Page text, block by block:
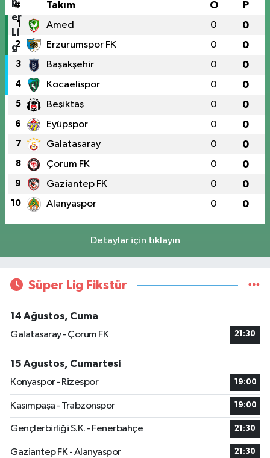
# Takım O P
1 Amed 0 0
2 Erzurumspor FK 0 0
3 Başakşehir 0 0
4 Kocaelispor 0 0
5 Beşiktaş 0 0
6 Eyüpspor 0 0
7 Galatasaray 0 0
8 Çorum FK 0 0
9 Gaziantep FK 0 0
10 Alanyaspor 0 0
Detaylar için tıklayın
Süper Lig Fikstür
14 Ağustos, Cuma
Galatasaray - Çorum FK
21:30
15 Ağustos, Cumartesi
Konyaspor - Rizespor
19:00
Kasımpaşa - Trabzonspor 19:00
Gençlerbirliği S.K. - Fenerbahçe 21:30
Gaziantep FK - Alanyaspor 21:30